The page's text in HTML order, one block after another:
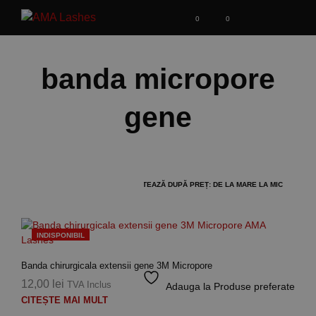
0 0
banda micropore
gene
INDISPONIBIL
Adauga la Produse preferate
Banda chirurgicala extensii gene 3M Micropore
12,00 lei TVA Inclus
CITEȘTE MAI MULT